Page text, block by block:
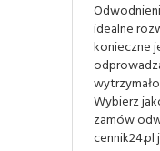
idealne
konieczne
Wybierz
zamów
cennik24.pl